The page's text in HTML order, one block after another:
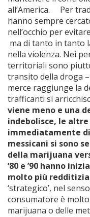
all’America. Per
hanno sempre
nell’occhio per
ma di tanto in tanto
nella violenza. Nei
territoriali sono
transito della droga –
merce raggiunge la
trafficanti si
viene meno e una
indebolisce, le
immediatamente
messicani si sono
della marijuana
’80 e ’90 hanno
molto più redditizia
‘strategico’, nel
consumatore è
marijuana o delle